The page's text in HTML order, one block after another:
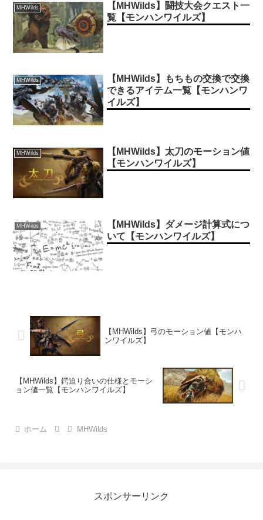
MHWilds
【MHWilds】闘技大会クエスト一
覧【モンハンワイルズ】
MHWilds
【MHWilds】もちもの交換で交換
できるアイテム一覧【モンハンワ
イルズ】
MHWilds
【MHWilds】太刀のモーション値
【モンハンワイルズ】
MHWilds
【MHWilds】ダメージ計算式につ
いて【モンハンワイルズ】
【MHWilds】弓のモーション値【モンハ
ンワイルズ】
【MHWilds】鍔迫り合いの仕様とモーシ
ョン値一覧【モンハンワイルズ】
ホーム MHWilds
スポンサーリンク